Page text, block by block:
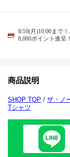
8/10(月)10:00まで
8,000ポイント進呈！
商品説明
SHOP TOP / ザ・ノ
Tシャツ